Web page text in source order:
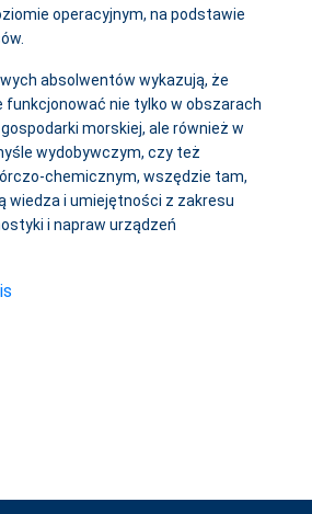
operacyjnym, na podstawie
absolwentów wykazują, że
funkcjonować nie tylko w obszarach
morskiej, ale również w
wydobywczym, czy też
chemicznym, wszędzie tam,
wiedza i umiejętności z zakresu
i napraw urządzeń